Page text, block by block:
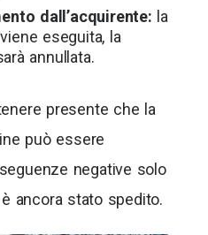
dall’acquirente: la
eseguita, la
annullata.
presente che la
può essere
negative solo
ancora stato spedito.